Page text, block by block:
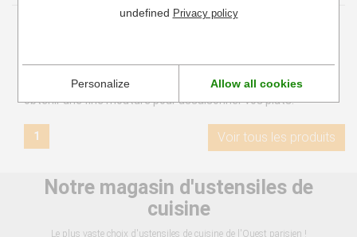
Les moulins à sel ou poivre sont dotés d'un mécanisme
permettant de broyer les grains de sel ou de poivre pour
obtenir une fine mouture pour assaisonner vos plats.
1 Voir tous les produits
Notre magasin d'ustensiles de
cuisine
Le plus vaste choix d'ustensiles de cuisine de l'Ouest parisien !
undefined Privacy policy
Personalize Allow all cookies